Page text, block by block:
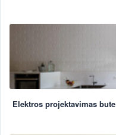
Elektros projektavimas bute